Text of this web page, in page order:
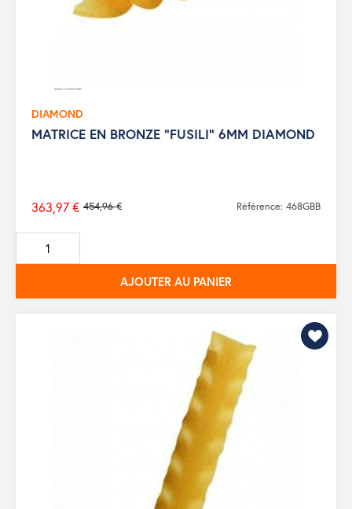
DIAMOND
MATRICE EN BRONZE "FUSILI" 6MM DIAMOND
Prix
de
base
454,96 €
363,97 € Référence: 468GBB
AJOUTER AU PANIER